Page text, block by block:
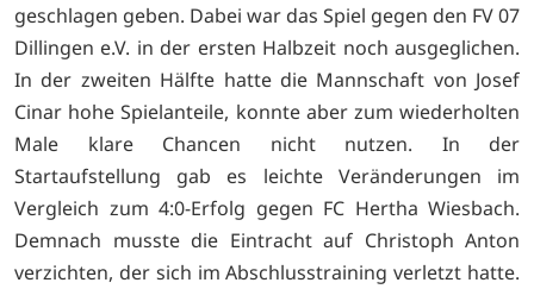
geschlagen geben. Dabei war das Spiel gegen den FV 07
Dillingen e.V. in der ersten Halbzeit noch ausgeglichen.
In der zweiten Hälfte hatte die Mannschaft von Josef
Cinar hohe Spielanteile, konnte aber zum wiederholten
Male klare Chancen nicht nutzen. In der
Startaufstellung gab es leichte Veränderungen im
Vergleich zum 4:0-Erfolg gegen FC Hertha Wiesbach.
Demnach musste die Eintracht auf Christoph Anton
verzichten, der sich im Abschlusstraining verletzt hatte.